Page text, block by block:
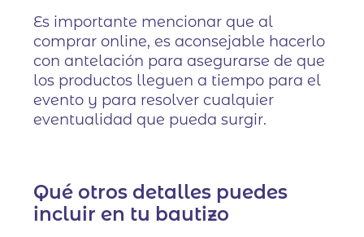
Es importante mencionar que al
comprar online, es aconsejable hacerlo
con antelación para asegurarse de que
los productos lleguen a tiempo para el
evento y para resolver cualquier
eventualidad que pueda surgir.
Qué otros detalles puedes
incluir en tu bautizo